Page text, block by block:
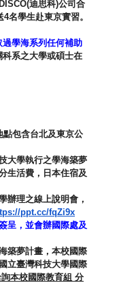
DISCO(迪思科)公司 合
4名學生赴東京實習。
過學海系列任何補助
系之大學或碩士在
點包含台北及東京公
大學執行之學海築夢
生活費， 日本住宿及
辦理之線上說明會，
ppt.cc/fqZi9x
呈， 並會辦國際處及
築夢計畫， 本校國際
立臺灣科技大學國際
本校國際教育組 分